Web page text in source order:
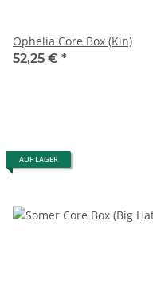
Ophelia Core Box (Kin)
52,25 € *
AUF LAGER